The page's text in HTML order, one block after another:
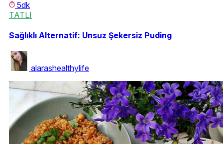
5dk
TATLI
Sağlıklı Alternatif: Unsuz Şekersiz Puding
alarashealthylife